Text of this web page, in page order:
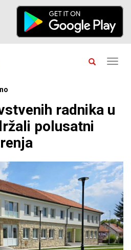
radnika u
polusatni